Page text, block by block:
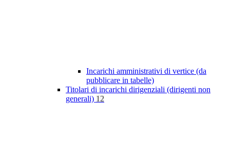
Incarichi amministrativi di vertice (da
pubblicare in tabelle)
Titolari di incarichi dirigenziali (dirigenti non
generali) 12